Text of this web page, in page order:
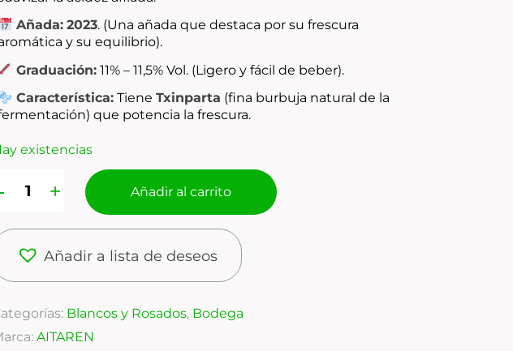
Añada: 2023. (Una añada que destaca por su frescura
y su equilibrio).
Graduación: 11% – 11,5% Vol. (Ligero y fácil de beber).
Característica: TieneTxinparta (fina burbuja natural de la
que potencia la frescura.
existencias
Añadir al carrito
Añadir a lista de deseos
Blancos y Rosados, Bodega
AITAREN